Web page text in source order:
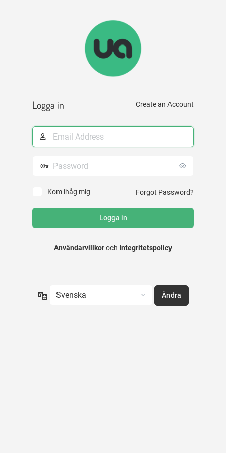
Logga in Create an Account
E-
postadress
Kom ihåg mig Forgot Password?
Användarvillkoroch Integritetspolicy
Språk